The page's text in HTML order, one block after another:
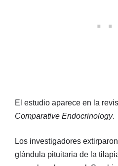
El estudio aparece en la
Comparative Endocrinology.
Los investigadores
glándula pituitaria de la